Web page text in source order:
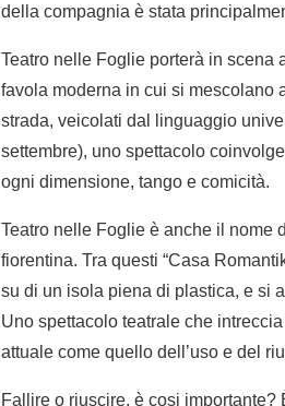
della compagnia è stata
Teatro nelle Foglie porterà in scena
favola moderna in cui si mescolano
strada, veicolati dal linguaggio
settembre), uno spettacolo
ogni dimensione, tango e comicità.
Teatro nelle Foglie è anche il nome
fiorentina. Tra questi “Casa
su di un isola piena di plastica, e si
Uno spettacolo teatrale che
attuale come quello dell’uso e del
Fallire o riuscire, è cosi importante?